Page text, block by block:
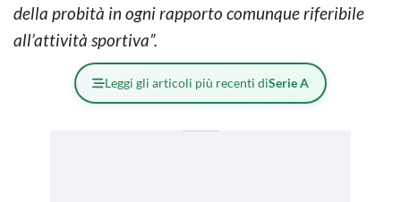
della probità in ogni rapporto comunque riferibile
all’attività sportiva”.
Leggi gli articoli più recenti diSerie A